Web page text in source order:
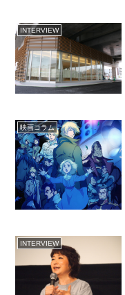
INTERVIEW
映画コラム
INTERVIEW